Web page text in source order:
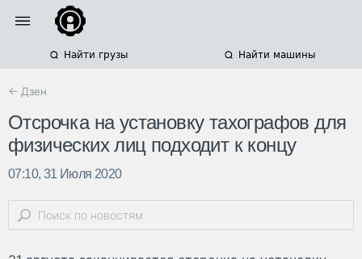
Найти грузы Найти машины
← Дзен
Отсрочка на установку тахографов для
физических лиц подходит к концу
07:10, 31 Июля 2020